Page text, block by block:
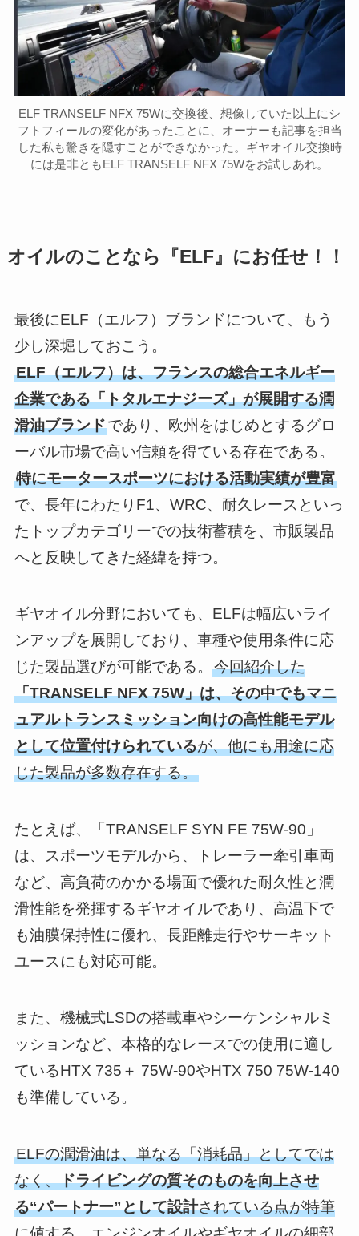
ELF TRANSELF NFX 75Wに交換後、想像していた以上にシ
フトフィールの変化があったことに、オーナーも記事を担当
した私も驚きを隠すことができなかった。ギヤオイル交換時
には是非ともELF TRANSELF NFX 75Wをお試しあれ。
オイルのことなら『ELF』にお任せ！！
最後にELF（エルフ）ブランドについて、もう
少し深堀しておこう。
ELF（エルフ）は、フランスの総合エネルギー
企業である「トタルエナジーズ」が展開する潤
滑油ブランドであり、欧州をはじめとするグロ
ーバル市場で高い信頼を得ている存在である。
特にモータースポーツにおける活動実績が豊富
で、長年にわたりF1、WRC、耐久レースといっ
たトップカテゴリーでの技術蓄積を、市販製品
へと反映してきた経緯を持つ。
ギヤオイル分野においても、ELFは幅広いライ
ンアップを展開しており、車種や使用条件に応
じた製品選びが可能である。 今回紹介した
「TRANSELF NFX 75W」は、その中でもマニ
ュアルトランスミッション向けの高性能モデル
として位置付けられているが、他にも用途に応
じた製品が多数存在する。
たとえば、「TRANSELF SYN FE 75W-90」
は、スポーツモデルから、トレーラー牽引車両
など、高負荷のかかる場面で優れた耐久性と潤
滑性能を発揮するギヤオイルであり、高温下で
も油膜保持性に優れ、長距離走行やサーキット
ユースにも対応可能。
また、機械式LSDの搭載車やシーケンシャルミ
ッションなど、本格的なレースでの使用に適し
ているHTX 735＋ 75W-90やHTX 750 75W-140
も準備している。
ELFの潤滑油は、単なる「消耗品」としてでは
なく、ドライビングの質そのものを向上させ
る“パートナー”として設計されている点が特筆